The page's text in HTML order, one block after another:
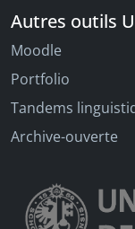
Autres outils
Moodle
Portfolio
Tandems
Archive-ouverte